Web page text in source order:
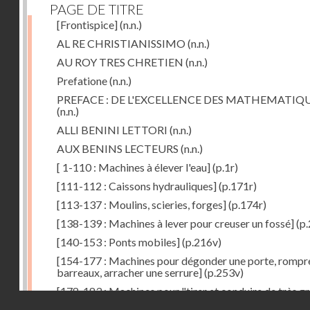
PAGE DE TITRE
[Frontispice](n.n.)
AL RE CHRISTIANISSIMO (n.n.)
AU ROY TRES CHRETIEN (n.n.)
Prefatione(n.n.)
PREFACE : DE L'EXCELLENCE DES
(n.n.)
ALLI BENINI LETTORI (n.n.)
AUX BENINS LECTEURS (n.n.)
[ 1-110 : Machines à élever l'eau](p.1r)
[111-112 : Caissons hydrauliques](p.171r)
[113-137 : Moulins, scieries, forges](p.174r)
[138-139 : Machines à lever pour creuser un fossé]
[140-153 : Ponts mobiles](p.216v)
[154-177 : Machines pour dégonder une porte,
barreaux, arracher une serrure](p.253v)
[178-183 : Machines pour "tirer et conduire de très